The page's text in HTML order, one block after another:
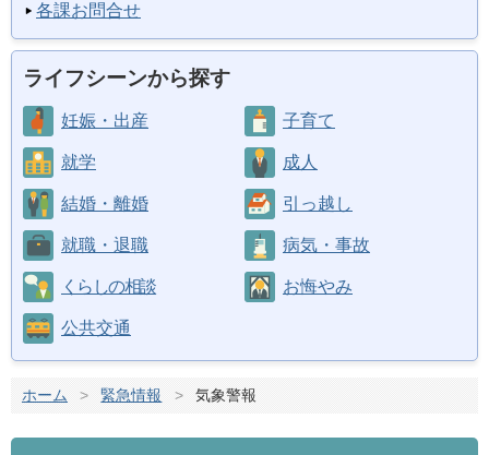
各課お問合せ
ライフシーンから探す
妊娠・出産 子育て
就学 成人
結婚・離婚 引っ越し
就職・退職 病気・事故
くらしの相談 お悔やみ
公共交通
ホーム > 緊急情報 > 気象警報